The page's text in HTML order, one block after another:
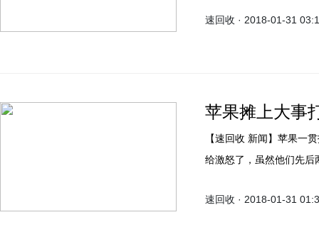
在iOS 11.3的测试版中，
速回收 · 2018-01-31
苹果摊上大事
【速回收 新闻】苹果一贯报道的做事风格，在iPhone降频门这件事上，彻底把用户
给激怒了，虽然他们先
速回收 · 2018-01-31